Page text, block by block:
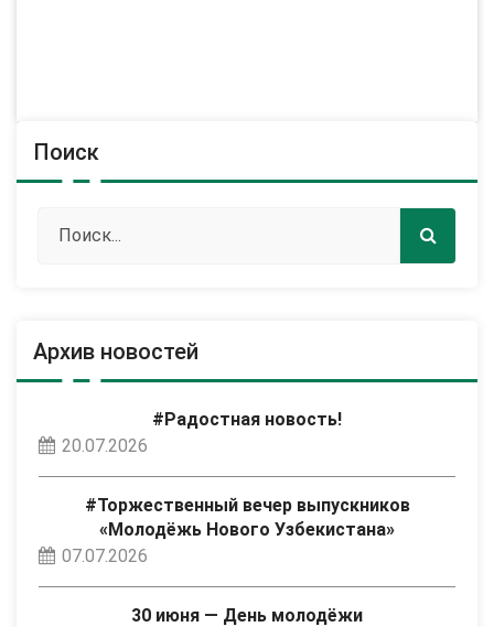
Поиск
Архив новостей
#Радостная новость!
20.07.2026
#Торжественный вечер выпускников
«Молодёжь Нового Узбекистана»
07.07.2026
30 июня — День молодёжи